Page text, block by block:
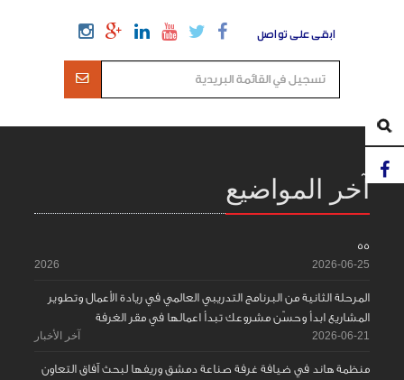
ابقى على تواصل
آخر المواضيع
55
2026-06-25
2026
المرحلة الثانية من البرنامج التدريبي العالمي في ريادة الأعمال وتطوير
المشاريع ابدأ وحسّن مشروعك تبدأ اعمالها في مقر الغرفة
2026-06-21 آخر الأخبار
منظمة هاند في ضيافة غرفة صناعة دمشق وريفها لبحث آفاق التعاون